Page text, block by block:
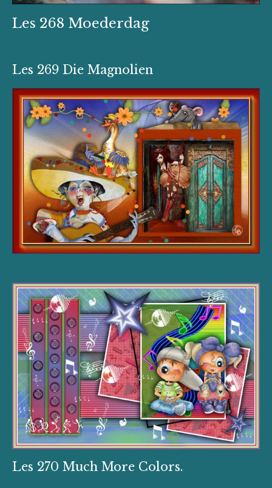
Les 268 Moederdag
Les 269 Die Magnolien
Les 270 Much More Colors.